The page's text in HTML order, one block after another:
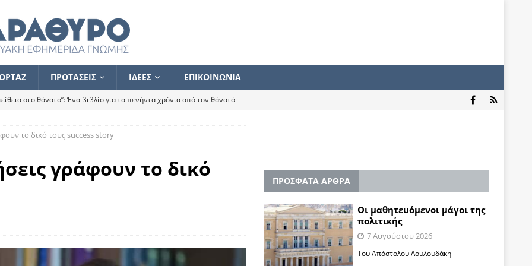
ΠΡΟΤΑΣΕΙΣ ΙΔΕΕΣ ΕΠΙΚΟΙΝΩΝΙΑ
στο θάνατο”: Ένα βιβλίο για τα πενήντα χρόνια από τον θάνατό
ποιος κοροϊδεύει ποιον Αλέξη
ότι δεν υπάρχει παρακολούθηση και κέντρο το οποίο
θερμά όσους σπεύδουν να το ενισχύσουν – Συνεχίζουμε
ΑΝΑΓΝΩΣΕΙΣ
το δικό τους success story
γράφουν το δικό
ΠΡΟΣΦΑΤΑ ΑΡΘΡΑ
Οι μαθητευόμενοι μάγοι της
πολιτικής
7 Αυγούστου 2026
Του Απόστολου Λουλουδάκη